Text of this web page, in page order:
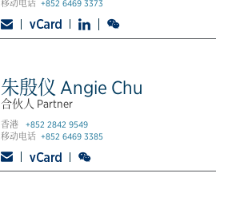
移动电话+852 6469 3373
朱殷仪 Angie Chu
合伙人 Partner
香港+852 2842 9549
移动电话+852 6469 3385